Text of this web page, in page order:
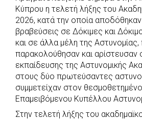
o
o
k
A
p
e
n
e
r
Κύπρου η τελετή λήξης του
2026, κατά την οποία αποδόθηκαν
βραβεύσεις σε Δόκιμες και
και σε άλλα μέλη της Αστυνομίας,
παρακολούθησαν και αρίστευσαν
εκπαίδευσης της Αστυνομικής
στους δύο πρωτεύσαντες
συμμετείχαν στον
Επαμειβόμενου Κυπέλλου
Στην τελετή λήξης του